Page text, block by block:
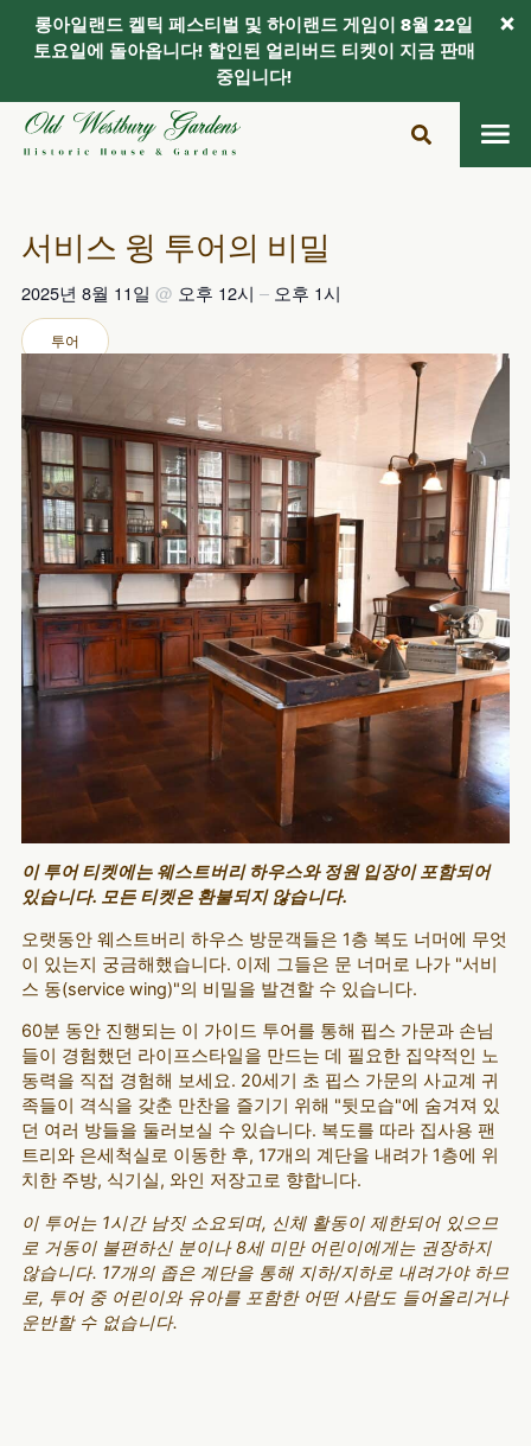
서비스 윙 투어의 비밀
2025년 8월 11일 @ 오후 12시 – 오후 1시
투어
이 투어 티켓에는 웨스트버리 하우스와 정원 입장이 포함되어
있습니다. 모든 티켓은 환불되지 않습니다.
오랫동안 웨스트버리 하우스 방문객들은 1층 복도 너머에 무엇
이 있는지 궁금해했습니다. 이제 그들은 문 너머로 나가 "서비
스 동(service wing)"의 비밀을 발견할 수 있습니다.
60분 동안 진행되는 이 가이드 투어를 통해 핍스 가문과 손님
들이 경험했던 라이프스타일을 만드는 데 필요한 집약적인 노
동력을 직접 경험해 보세요. 20세기 초 핍스 가문의 사교계 귀
족들이 격식을 갖춘 만찬을 즐기기 위해 "뒷모습"에 숨겨져 있
던 여러 방들을 둘러보실 수 있습니다. 복도를 따라 집사용 팬
트리와 은세척실로 이동한 후, 17개의 계단을 내려가 1층에 위
치한 주방, 식기실, 와인 저장고로 향합니다.
이 투어는 1시간 남짓 소요되며, 신체 활동이 제한되어 있으므
로 거동이 불편하신 분이나 8세 미만 어린이에게는 권장하지
않습니다. 17개의 좁은 계단을 통해 지하/지하로 내려가야 하므
로, 투어 중 어린이와 유아를 포함한 어떤 사람도 들어올리거나
운반할 수 없습니다.
롱아일랜드 켈틱 페스티벌 및 하이랜드 게임이 8월 22일
토요일에 돌아옵니다! 할인된 얼리버드 티켓이 지금 판매
중입니다!